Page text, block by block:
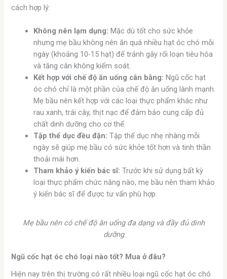
cách hợp lý:
Không nên lạm dụng: Mặc dù tốt cho sức khỏe
nhưng mẹ bầu không nên ăn quá nhiều hạt óc chó mỗi
ngày (khoảng 10-15 hạt) để tránh gây rối loạn tiêu hóa
và tăng cân không kiểm soát.
Kết hợp với chế độ ăn uống cân bằng: Ngũ cốc hạt
óc chó chỉ là một phần của chế độ ăn uống lành mạnh.
Mẹ bầu nên kết hợp với các loại thực phẩm khác như
rau xanh, trái cây, thịt nạc để đảm bảo cung cấp đủ
chất dinh dưỡng cho cơ thể.
Tập thể dục đều đặn: Tập thể dục nhẹ nhàng mỗi
ngày sẽ giúp mẹ bầu có sức khỏe tốt hơn và tinh thần
thoải mái hơn.
Tham khảo ý kiến bác sĩ: Trước khi sử dụng bất kỳ
loại thực phẩm chức năng nào, mẹ bầu nên tham khảo
ý kiến bác sĩ để được tư vấn phù hợp.
Mẹ bầu nên có chế độ ăn uống đa dạng và đầy đủ dinh
dưỡng
Ngũ cốc hạt óc chó loại nào tốt? Mua ở đâu?
Hiện nay trên thị trường có rất nhiều loại ngũ cốc hạt óc chó